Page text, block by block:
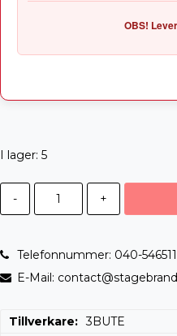
I lager: 5
- +
Telefonnummer: 040-546511
E-Mail:
Tillverkare
3BUTE